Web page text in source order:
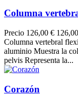
Columna
Precio 126,00 €
Columna vertebral
aluminio Muestra la
pelvis Representa la...
Corazón